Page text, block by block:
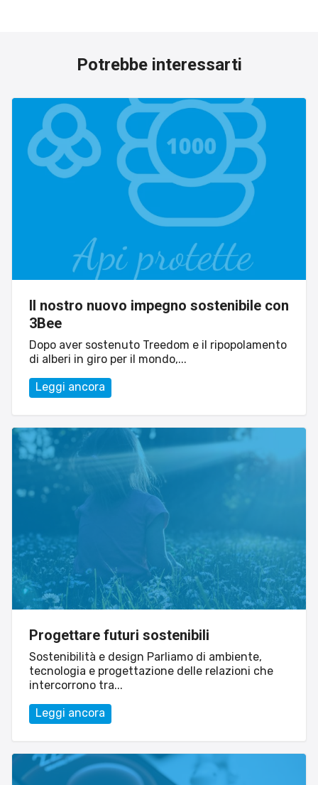
Sito web
Linvisibile
Settore tecnico, servizi e consulenze
Potrebbe interessarti
Il nostro nuovo impegno sostenibile con
3Bee
Dopo aver sostenuto Treedom e il ripopolamento
di alberi in giro per il mondo,...
Leggi ancora
Progettare futuri sostenibili
Sostenibilità e design Parliamo di ambiente,
tecnologia e progettazione delle relazioni che
intercorrono tra...
Leggi ancora